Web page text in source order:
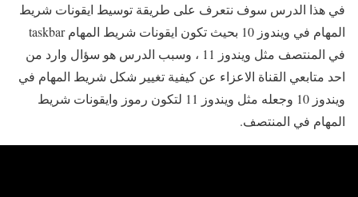
في هذا الدرس سوف نتعرف على طريقة توسيط ايقونات شريط
المهام في ويندوز 10 بحيث تكون ايقونات شريط المهام taskbar
في المنتصف مثل ويندوز 11 ، وسبب الدرس هو سؤال وارد من
احد متابعي القناة الاعزاء عن كيفية تغيير شكل شريط المهام في
ويندوز 10 وجعله مثل ويندوز 11 لتكون رموز وايقونات شريط
المهام في المنتصف.